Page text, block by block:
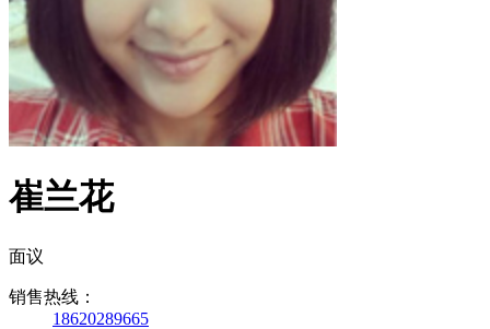
崔兰花
面议
销售热线：
18620289665